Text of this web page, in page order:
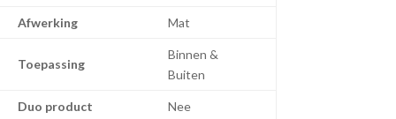
Afwerking Mat
Toepassing
Binnen &
Buiten
Duo product Nee